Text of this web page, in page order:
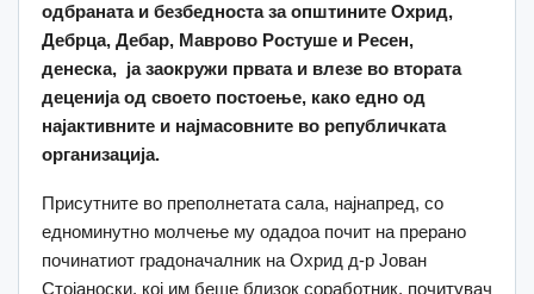
одбраната и безбедностаза општините Охрид,
Дебрца, Дебар, Маврово Ростуше и Ресен,
денеска, ја заокружи првата и влезе во втората
деценија од своето постоење, како едно од
најактивните и најмасовните во републичката
организација.
Присутните во преполнетата сала, најнапред, со
едноминутно молчење му одадоа почит на прерано
починатиот градоначалник на Охрид д-р Јован
Стојаноски, кој им беше близок соработник, почитувач